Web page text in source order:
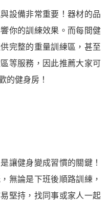
設備非常重要！器材的品
你的訓練效果。而每間健
完整的重量訓練區，甚至
等服務，因此推薦大家可
的健身房！
讓健身變成習慣的關鍵！
無論是下班後順路訓練，
堅持，找同事或家人一起